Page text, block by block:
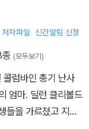
처럼 될 수 있다는
어서 꼭 읽어야 하는
저자파일 신간알림 신청
(모두보기)
럼바인 총기 난사
엄마. 딜런 클리볼드
들을 가르쳤고 지역